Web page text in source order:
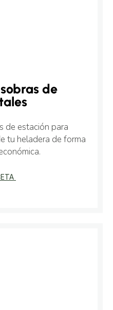
de
de estación para
tu heladera de forma